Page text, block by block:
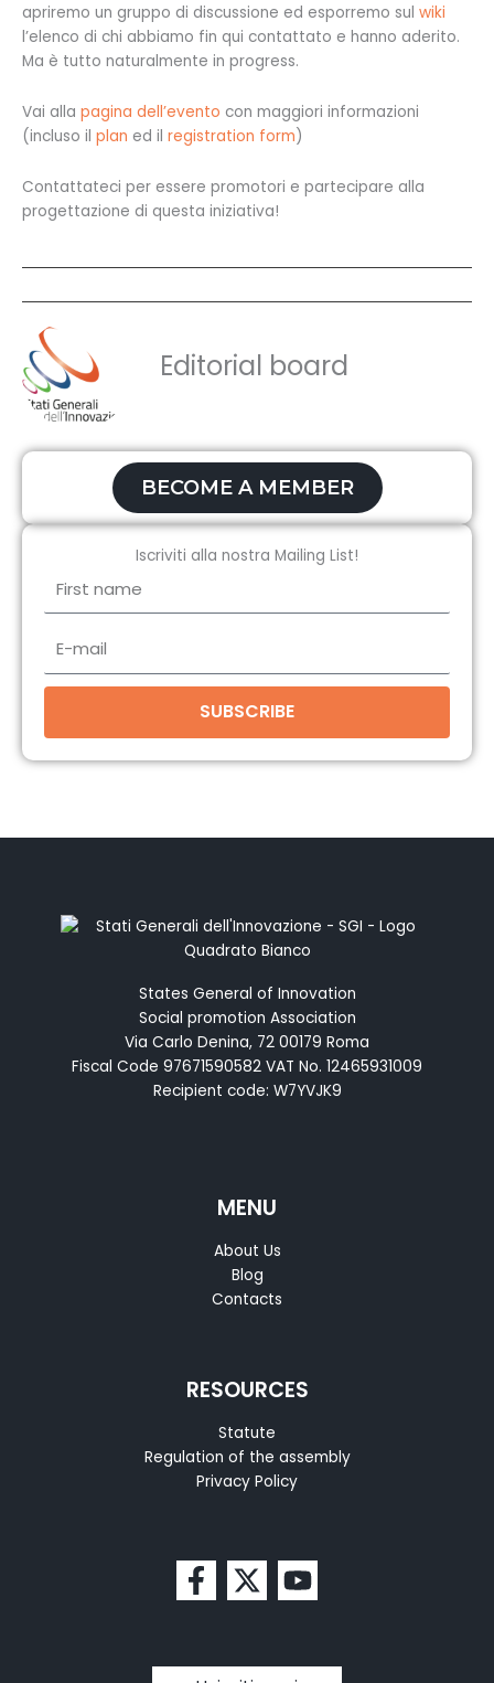
apriremo un gruppo di discussione ed esporremo sul wiki
l’elenco di chi abbiamo fin qui contattato e hanno aderito.
Ma è tutto naturalmente in progress.
Vai alla pagina dell’evento con maggiori informazioni
(incluso il plan ed il registration form)
Contattateci per essere promotori e partecipare alla
progettazione di questa iniziativa!
Editorial board
BECOME A MEMBER
Iscriviti alla nostra Mailing List!
name
mail
SUBSCRIBE
States General of Innovation
Social promotion Association
Via Carlo Denina, 72 00179 Roma
Fiscal Code 97671590582 VAT No. 12465931009
Recipient code: W7YVJK9
MENU
About Us
Blog
Contacts
RESOURCES
Statute
Regulation of the assembly
Privacy Policy